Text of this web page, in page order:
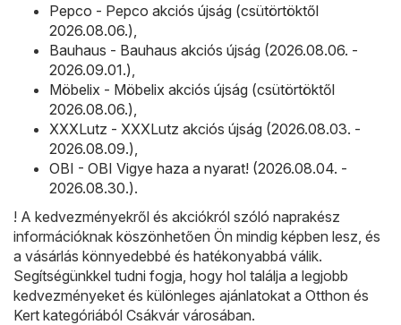
Pepco - Pepco akciós újság (csütörtöktől
2026.08.06.)
Bauhaus - Bauhaus akciós újság (2026.08.06. -
2026.09.01.)
Möbelix - Möbelix akciós újság (csütörtöktől
2026.08.06.)
XXXLutz - XXXLutz akciós újság (2026.08.03. -
2026.08.09.)
OBI - OBI Vigye haza a nyarat! (2026.08.04. -
2026.08.30.).
! A kedvezményekről és akciókról szóló naprakész
információknak köszönhetően Ön mindig képben lesz, és
a vásárlás könnyedebbé és hatékonyabbá válik.
Segítségünkkel tudni fogja, hogy hol találja a legjobb
kedvezményeket és különleges ajánlatokat a Otthon és
Kert kategóriából Csákvár városában.